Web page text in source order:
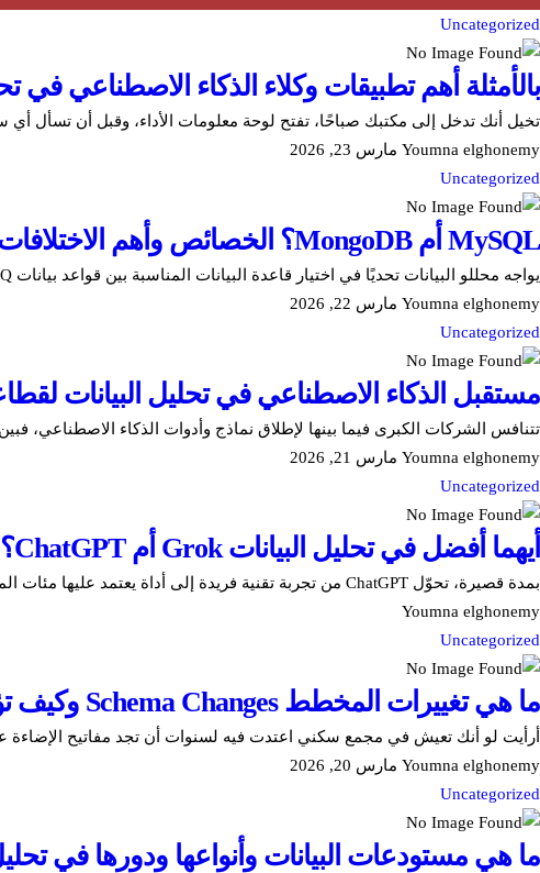
Uncategorized
بالأمثلة أهم تطبيقات وكلاء الذكاء الاصطناعي في
تخيل أنك تدخل إلى مكتبك صباحًا، تفتح لوحة معلومات الأداء، وقبل أن تسأل
Youmna elghonemy مارس 23, 2026
Uncategorized
MySQL أم MongoDB؟ الخصائص وأهم الاختلافات والأثر التحليلي
يواجه محللو البيانات تحديًا في اختيار قاعدة البيانات المناسبة بين قواعد بيانات MySQ...
Youmna elghonemy مارس 22, 2026
Uncategorized
مستقبل الذكاء الاصطناعي في تحليل البيانات
تتنافس الشركات الكبرى فيما بينها لإطلاق نماذج وأدوات الذكاء الاصطناعي،
Youmna elghonemy مارس 21, 2026
Uncategorized
أيهما أفضل في تحليل البيانات Grok أم ChatGPT؟
بمدة قصيرة، تحوّل ChatGPT من تجربة تقنية فريدة إلى أداة يعتمد عليها مئات الملايين يوم�...
Youmna elghonemy
Uncategorized
ما هي تغييرات المخطط Schema Changes وكيف تؤثر على تحليل بياناتك؟
أرأيت لو أنك تعيش في مجمع سكني اعتدت فيه لسنوات أن تجد مفاتيح الإضاءة
Youmna elghonemy مارس 20, 2026
Uncategorized
ما هي مستودعات البيانات وأنواعها ودورها في